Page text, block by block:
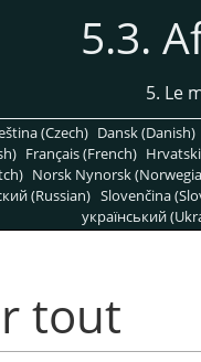
5.3.
5. Le
(Czech) Dansk (Danish)
Français (French)
Norsk Nynorsk
(Russian) Slovenčina
український
tout